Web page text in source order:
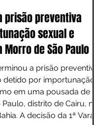
prisão preventiva
sexual e
de São Paulo
a prisão preventiva
detido por importunação
em uma pousada de
distrito de Cairu, no
A decisão da 1ª Vara